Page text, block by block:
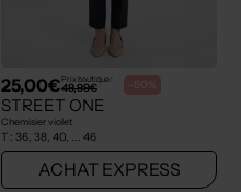
25,00€Prix boutique :
49,99€ -50%
STREET ONE
Chemisier violet
T : 36, 38, 40, ... 46
ACHAT EXPRESS